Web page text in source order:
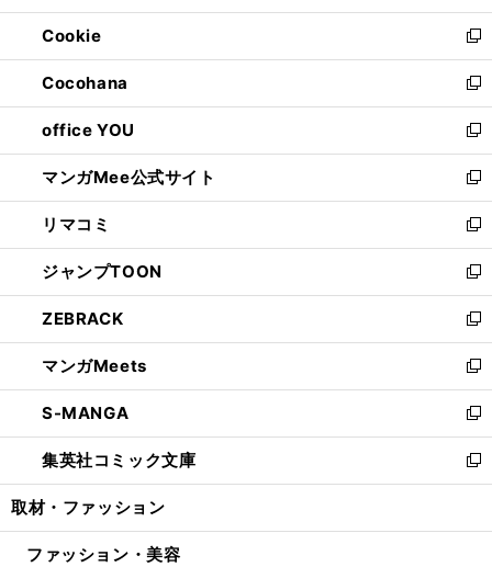
開
く
ウ
で
開
く
ン
ド
ウ
で
開
く
ウ
ィ
ン
ド
ウ
で
開
く
Cookie
新
し
い
ウ
ィ
ン
ド
ウ
で
開
く
Cocohana
新
し
い
ウ
ィ
ン
ド
ウ
で
開
く
office YOU
新
し
い
ウ
ィ
ン
ド
ウ
で
開
く
マンガMee公式サイト
新
し
い
ウ
ィ
ン
ド
ウ
で
開
く
リマコミ
新
し
い
ウ
ィ
ン
ド
ウ
で
開
く
ジャンプTOON
新
し
い
ウ
ィ
ン
ド
ウ
で
開
ZEBRACK
新
し
い
ウ
ィ
ン
ド
ウ
開
マンガMeets
新
し
い
ウ
ィ
ン
ウ
S-MANGA
新
し
い
ウ
ン
集英社コミック文庫
新
し
ウ
取材・ファッション
ファッション・美容